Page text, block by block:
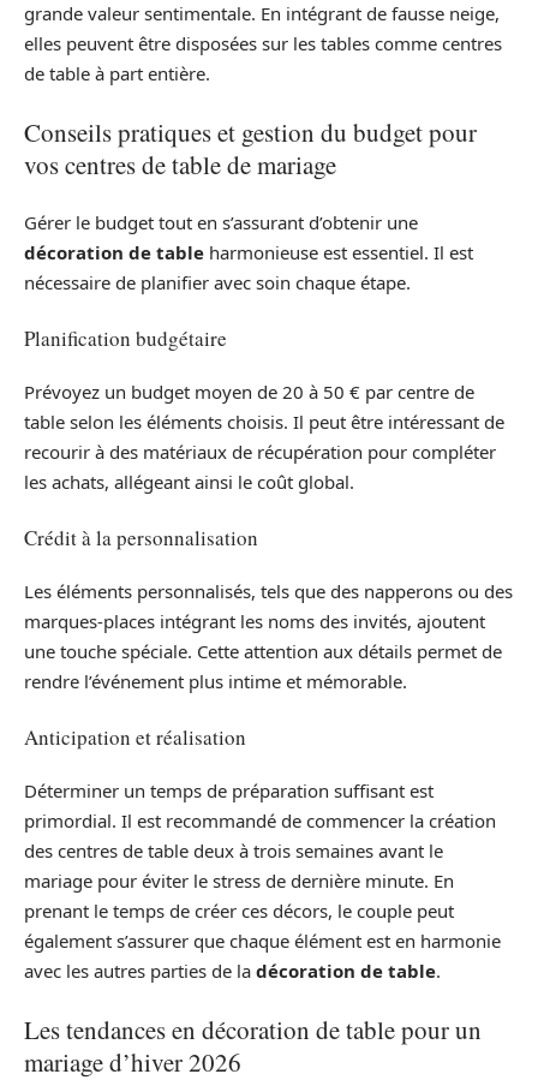
grande valeur sentimentale. En intégrant de fausse neige,
elles peuvent être disposées sur les tables comme centres
de table à part entière.
Conseils pratiques et gestion du budget pour
vos centres de table de mariage
Gérer le budget tout en s’assurant d’obtenir une
décoration de table harmonieuse est essentiel. Il est
nécessaire de planifier avec soin chaque étape.
Planification budgétaire
Prévoyez un budget moyen de 20 à 50 € par centre de
table selon les éléments choisis. Il peut être intéressant de
recourir à des matériaux de récupération pour compléter
les achats, allégeant ainsi le coût global.
Crédit à la personnalisation
Les éléments personnalisés, tels que des napperons ou des
marques-places intégrant les noms des invités, ajoutent
une touche spéciale. Cette attention aux détails permet de
rendre l’événement plus intime et mémorable.
Anticipation et réalisation
Déterminer un temps de préparation suffisant est
primordial. Il est recommandé de commencer la création
des centres de table deux à trois semaines avant le
mariage pour éviter le stress de dernière minute. En
prenant le temps de créer ces décors, le couple peut
également s’assurer que chaque élément est en harmonie
avec les autres parties de la décoration de table.
Les tendances en décoration de table pour un
mariage d’hiver 2026